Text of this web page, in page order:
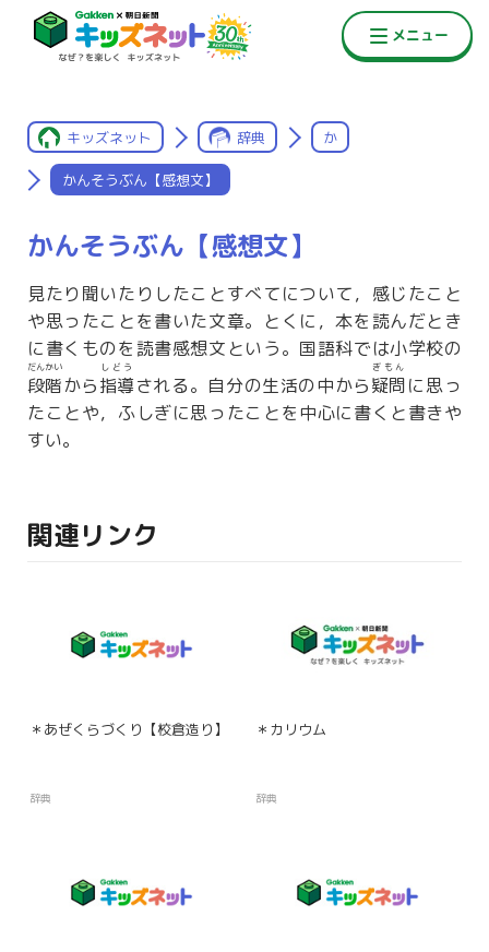
キッズネット 辞典 か
かんそうぶん【感想文】
かんそうぶん【感想文】
見たり聞いたりしたことすべてについて，感じたこと
や思ったことを書いた文章。とくに，本を読んだとき
に書くものを読書感想文という。国語科では小学校の
段階
だんかい
から指導
しどう
される。自分の生活の中から疑問
ぎもん
に思っ
たことや，ふしぎに思ったことを中心に書くと書きや
すい。
関連リンク
＊あぜくらづくり【校倉造り】
辞典
＊カリウム
辞典